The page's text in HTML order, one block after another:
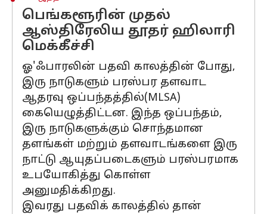
பெங்களூரின் முதல்
ஆஸ்திரேலிய தூதர் ஹிலாரி
மெக்கீச்சி
ஓ'ஃபாரலின் பதவி காலத்தின் போது, ​​
இரு நாடுகளும் பரஸ்பர தளவாட
ஆதரவு ஒப்பந்தத்தில்(MLSA)
கையெழுத்திட்டன. இந்த ஒப்பந்தம்,
இரு நாடுகளுக்கும் சொந்தமான
தளங்கள் மற்றும் தளவாடங்களை இரு
நாட்டு ஆயுதப்படைகளும் பரஸ்பரமாக
உபயோகித்து கொள்ள
அனுமதிக்கிறது.
இவரது பதவிக் காலத்தில் தான்